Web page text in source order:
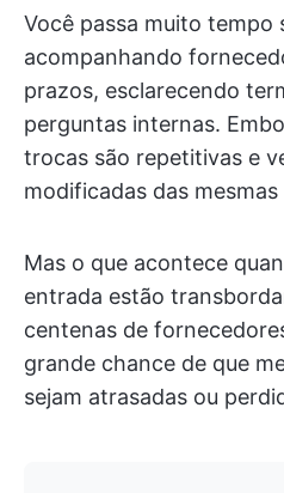
Você passa muito tempo
acompanhando
prazos, esclarecendo
perguntas internas.
trocas são repetitivas e
modificadas das
Mas o que acontece
entrada estão
centenas de
grande chance de que
sejam atrasadas ou